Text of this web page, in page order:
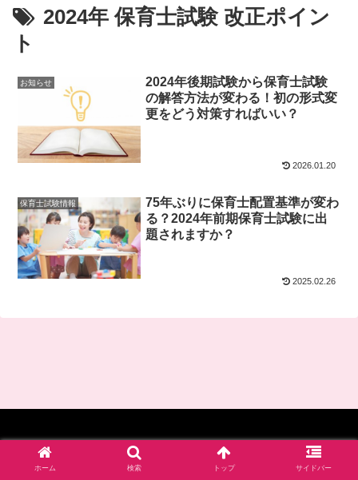
2024年 保育士試験 改正ポイン
ト
お知らせ
2024年後期試験から保育士試験
の解答方法が変わる！初の形式変
更をどう対策すればいい？
2026.01.20
保育士試験情報
75年ぶりに保育士配置基準が変わ
る？2024年前期保育士試験に出
題されますか？
2025.02.26
© 2017-2026 四谷学院保育士試験対策講座_公式ブログ.
ホーム 検索 トップ サイドバー